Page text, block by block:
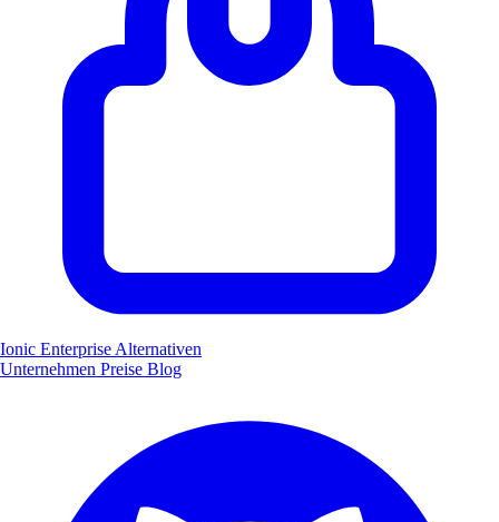
Ionic Enterprise Alternativen
Unternehmen Preise Blog